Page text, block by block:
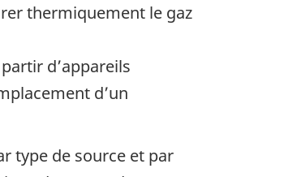
thermiquement le gaz
d’appareils
d’un
type de source et par